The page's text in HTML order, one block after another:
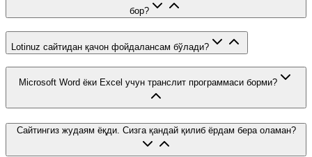
бор?
Lotinuz сайтидан қачон фойдалансам бўлади?
Microsoft Word ёки Excel учун транслит программаси борми?
Сайтингиз жудаям ёқди. Сизга қандай қилиб ёрдам бера оламан?